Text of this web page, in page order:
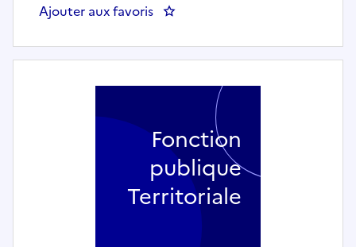
Ajouter aux favoris : Agent d'accueil et d'entretien
Fonction
publique
Territoriale